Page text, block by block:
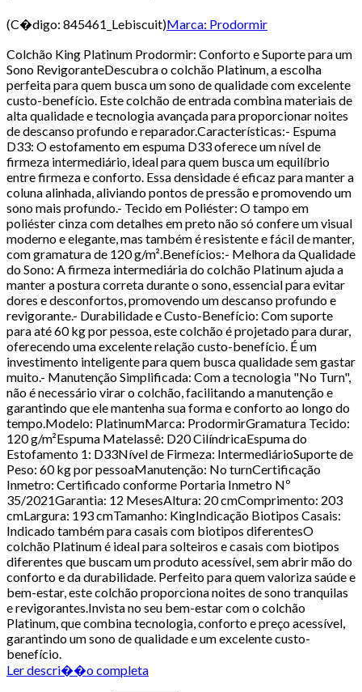
(C�digo: 845461_Lebiscuit)Marca: Prodormir
Colchão King Platinum Prodormir: Conforto e Suporte para um
Sono RevigoranteDescubra o colchão Platinum, a escolha
perfeita para quem busca um sono de qualidade com excelente
custo-benefício. Este colchão de entrada combina materiais de
alta qualidade e tecnologia avançada para proporcionar noites
de descanso profundo e reparador.Características:- Espuma
D33: O estofamento em espuma D33 oferece um nível de
firmeza intermediário, ideal para quem busca um equilíbrio
entre firmeza e conforto. Essa densidade é eficaz para manter a
coluna alinhada, aliviando pontos de pressão e promovendo um
sono mais profundo.- Tecido em Poliéster: O tampo em
poliéster cinza com detalhes em preto não só confere um visual
moderno e elegante, mas também é resistente e fácil de manter,
com gramatura de 120 g/m².Benefícios:- Melhora da Qualidade
do Sono: A firmeza intermediária do colchão Platinum ajuda a
manter a postura correta durante o sono, essencial para evitar
dores e desconfortos, promovendo um descanso profundo e
revigorante.- Durabilidade e Custo-Benefício: Com suporte
para até 60 kg por pessoa, este colchão é projetado para durar,
oferecendo uma excelente relação custo-benefício. É um
investimento inteligente para quem busca qualidade sem gastar
muito.- Manutenção Simplificada: Com a tecnologia "No Turn",
não é necessário virar o colchão, facilitando a manutenção e
garantindo que ele mantenha sua forma e conforto ao longo do
tempo.Modelo: PlatinumMarca: ProdormirGramatura Tecido:
120 g/m²Espuma Matelassê: D20 CilíndricaEspuma do
Estofamento 1: D33Nível de Firmeza: IntermediárioSuporte de
Peso: 60 kg por pessoaManutenção: No turnCertificação
Inmetro: Certificado conforme Portaria Inmetro Nº
35/2021Garantia: 12 MesesAltura: 20 cmComprimento: 203
cmLargura: 193 cmTamanho: KingIndicação Biotipos Casais:
Indicado também para casais com biotipos diferentesO
colchão Platinum é ideal para solteiros e casais com biotipos
diferentes que buscam um produto acessível, sem abrir mão do
conforto e da durabilidade. Perfeito para quem valoriza saúde e
bem-estar, este colchão proporciona noites de sono tranquilas
e revigorantes.Invista no seu bem-estar com o colchão
Platinum, que combina tecnologia, conforto e preço acessível,
garantindo um sono de qualidade e um excelente custo-
benefício.
Ler descri��o completa